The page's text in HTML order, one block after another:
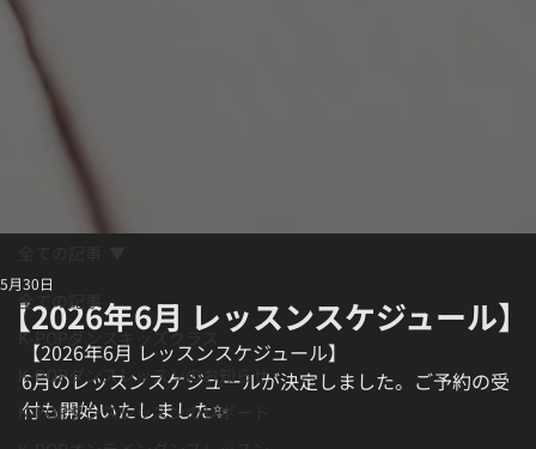
全ての記事
K-POPダンスキッズクラス
K-POPダンスレッスンのお知らせ
K-POPダンスレッスンのレポート
【2026年6月 レッスンスケジュール】
5月30日
【2026年6月 レッスンスケジュール】
6月のレッスンスケジュールが決定しました。ご予約の受
付も開始いたしました✨